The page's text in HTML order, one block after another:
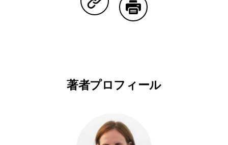
Copy Linkで共有する
著者プロフィール